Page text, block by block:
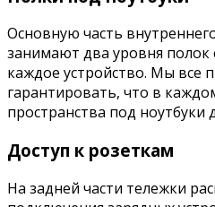
Основную часть
занимают два уровня полок
каждое устройство. Мы все
гарантировать, что в
пространства под ноутбуки
Доступ к розеткам
На задней части тележки